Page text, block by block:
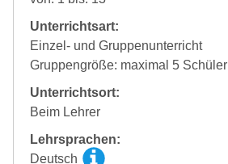
Unterrichtsart:
Einzel- und Gruppenunterricht
Gruppengröße: maximal 5 Schüler
Unterrichtsort:
Beim Lehrer
Lehrsprachen:
Deutsch